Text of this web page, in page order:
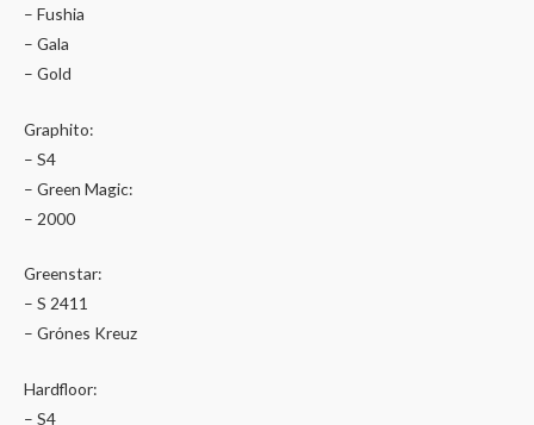
– Fushia
– Gala
– Gold
Graphito:
– S4
– Green Magic:
– 2000
Greenstar:
– S 2411
– Grόnes Kreuz
Hardfloor:
– S4